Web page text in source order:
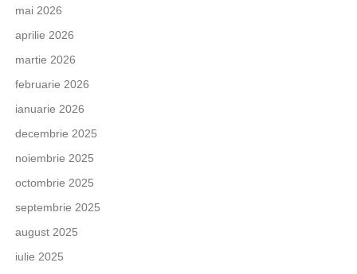
mai 2026
aprilie 2026
martie 2026
februarie 2026
ianuarie 2026
decembrie 2025
noiembrie 2025
octombrie 2025
septembrie 2025
august 2025
iulie 2025